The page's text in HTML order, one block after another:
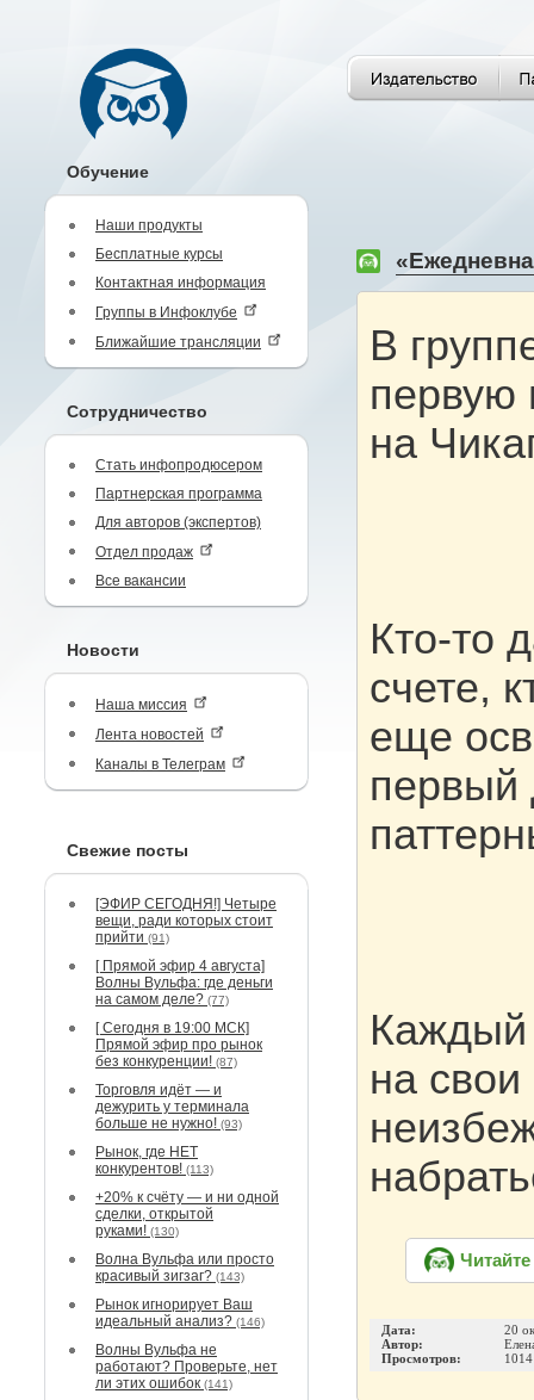
Обучение
Наши продукты
Бесплатные курсы
Контактная информация
Группы в Инфоклубе
Ближайшие трансляции
Сотрудничество
Стать инфопродюсером
Партнерская программа
Для авторов (экспертов)
Отдел продаж
Все вакансии
Новости
Наша миссия
Лента новостей
Каналы в Телеграм
Свежие посты
[ЭФИР СЕГОДНЯ!] Четыре
вещи, ради которых стоит
прийти (91)
[ Прямой эфир 4 августа]
Волны Вульфа: где деньги
на самом деле? (77)
[ Сегодня в 19:00 МСК]
Прямой эфир про рынок
без конкуренции! (87)
Торговля идёт — и
дежурить у терминала
больше не нужно! (93)
Рынок, где НЕТ
конкурентов! (113)
+20% к счёту — и ни одной
сделки, открытой
руками! (130)
Волна Вульфа или просто
красивый зигзаг? (143)
Рынок игнорирует Ваш
идеальный анализ? (146)
Волны Вульфа не
работают? Проверьте, нет
ли этих ошибок (141)
В
первую
на
Кто-то
счете,
еще
первый
Каждый
на
Дата:
20
Автор:
Просмотров:
1014